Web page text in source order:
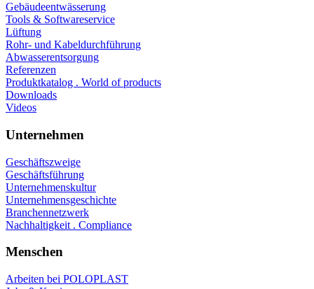
Gebäudeentwässerung
Tools & Softwareservice
Lüftung
Rohr- und Kabeldurchführung
Abwasserentsorgung
Referenzen
Produktkatalog . World of products
Downloads
Videos
Unternehmen
Geschäftszweige
Geschäftsführung
Unternehmenskultur
Unternehmensgeschichte
Branchennetzwerk
Nachhaltigkeit . Compliance
Menschen
Arbeiten bei POLOPLAST